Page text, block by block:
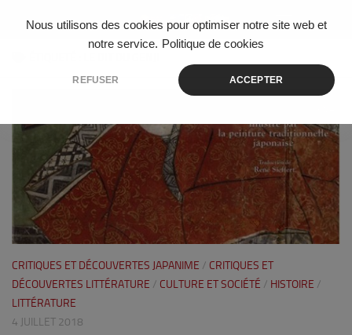
Nous utilisons des cookies pour optimiser notre site web et
notre service. Politique de cookies
REFUSER ACCEPTER
Skip to content
CRITIQUES ET DÉCOUVERTES JAPANIME / CRITIQUES ET
DÉCOUVERTES LITTÉRATURE / CULTURE ET SOCIÉTÉ / HISTOIRE /
LITTÉRATURE
4 JUILLET 2018